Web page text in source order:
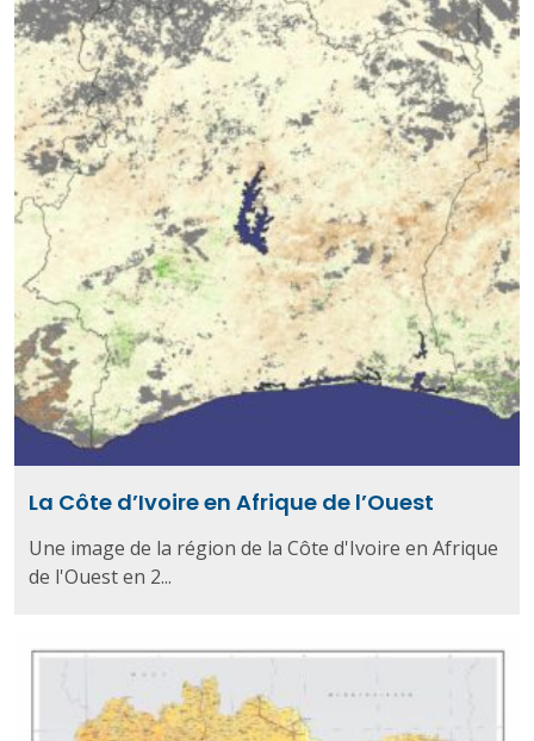
La Côte d’Ivoire en Afrique de l’Ouest
Une image de la région de la Côte d'Ivoire en Afrique
de l'Ouest en 2...